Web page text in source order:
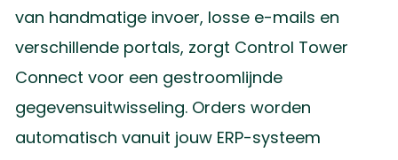
van handmatige invoer, losse e-mails en
verschillende portals, zorgt Control Tower
Connect voor een gestroomlijnde
gegevensuitwisseling. Orders worden
automatisch vanuit jouw ERP-systeem